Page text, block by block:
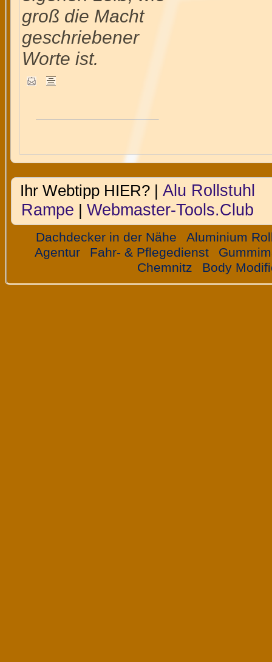
groß die Macht
geschriebener
Worte ist.
Ihr Webtipp HIER? | Alu Rollstuhl
Rampe | Webmaster-Tools.Club
Dachdecker in der Nähe
Aluminium
Agentur
Fahr- & Pflegedienst
Chemnitz
Body